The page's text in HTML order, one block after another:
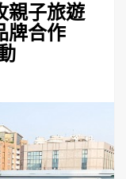
親子旅遊
牌合作